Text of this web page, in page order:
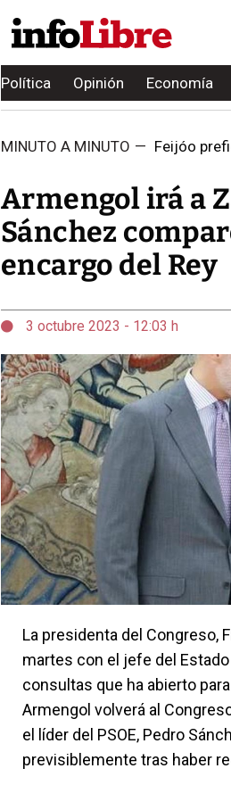
Política Opinión Economía
MINUTO A MINUTO — Feijóo
Armengol irá a
Sánchez
encargo del Rey
3 octubre 2023 - 12:03 h
La presidenta del Congreso,
martes con el jefe del
consultas que ha abierto
Armengol volverá al
el líder del PSOE, Pedro
previsiblemente tras haber